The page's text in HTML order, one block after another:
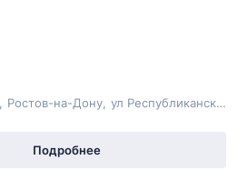
Ростов-на-Дону ул Республиканская
Подробнее